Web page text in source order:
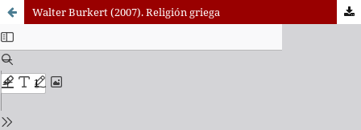
Walter Burkert (2007). Religión griega